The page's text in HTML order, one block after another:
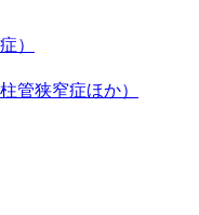
）
管狭窄症ほか）